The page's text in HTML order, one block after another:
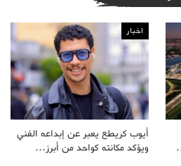
اخبار
أيوب كريطع يعبر عن إبداعه الفني
ويؤكد مكانته كواحد من أبرز…